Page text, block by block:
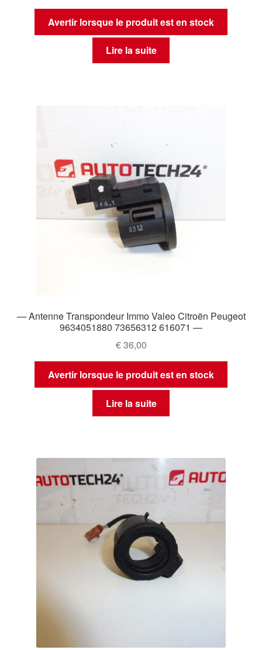
Avertir lorsque le produit est en stock
Lire la suite
— Antenne Transpondeur Immo Valeo Citroën Peugeot
9634051880 73656312 616071 —
€36,00
Avertir lorsque le produit est en stock
Lire la suite